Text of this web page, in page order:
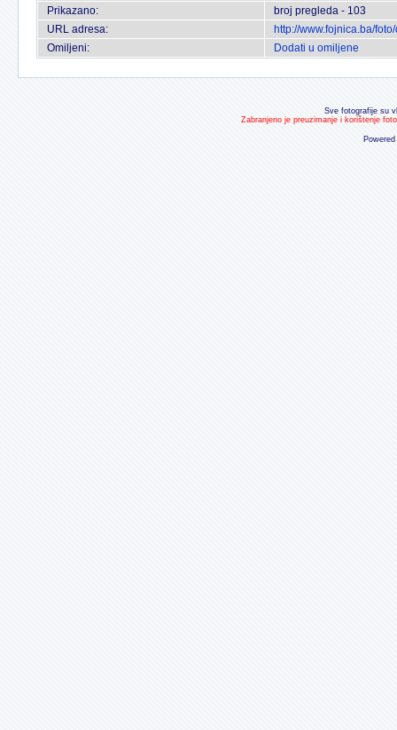
Prikazano:
broj pregleda - 103
URL adresa:
http://www.fojnica.ba/
Omiljeni:
Dodati u omiljene
Sve fotografije su
Zabranjeno je preuzimanje i korištenje